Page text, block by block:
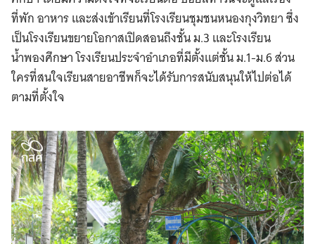
ที่พัก อาหาร และส่งเข้าเรียนที่โรงเรียนชุมชนหนองกุงวิทยา ซึ่ง
เป็นโรงเรียนขยายโอกาสเปิดสอนถึงชั้น ม.3 และโรงเรียน
น้ำพองศึกษา โรงเรียนประจำอำเภอที่มีตั้งแต่ชั้น ม.1-ม.6 ส่วน
ใครที่สนใจเรียนสายอาชีพก็จะได้รับการสนับสนุนให้ไปต่อได้
ตามที่ตั้งใจ